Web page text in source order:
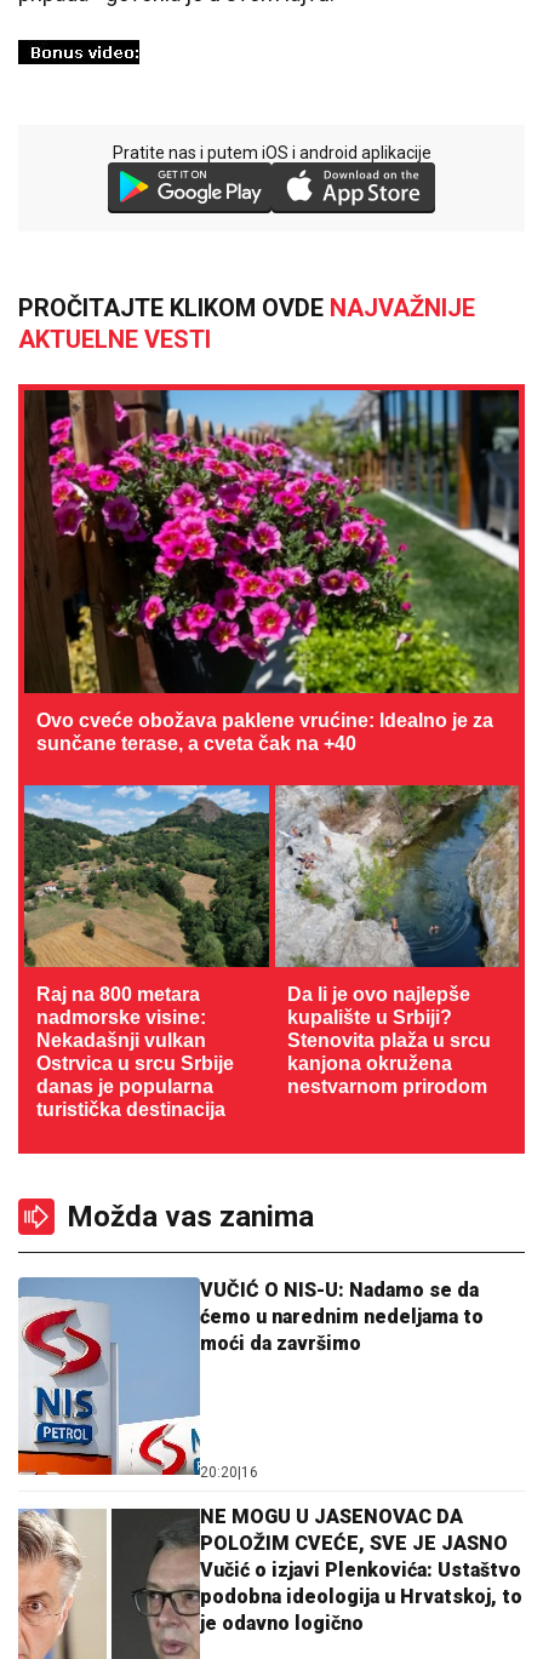
Pratite nas i putem iOS i android aplikacije
PROČITAJTE KLIKOM OVDE NAJVAŽNIJE
AKTUELNE VESTI
Ovo cveće obožava paklene vrućine: Idealno je za
sunčane terase, a cveta čak na +40
Raj na 800 metara
nadmorske visine:
Nekadašnji vulkan
Ostrvica u srcu Srbije
danas je popularna
turistička destinacija
Da li je ovo najlepše
kupalište u Srbiji?
Stenovita plaža u srcu
kanjona okružena
nestvarnom prirodom
Možda vas zanima
VUČIĆ O NIS-U: Nadamo se da
ćemo u narednim nedeljama to
moći da završimo
20:20 16
NE MOGU U JASENOVAC DA
POLOŽIM CVEĆE, SVE JE JASNO
Vučić o izjavi Plenkovića: Ustaštvo
podobna ideologija u Hrvatskoj, to
je odavno logično